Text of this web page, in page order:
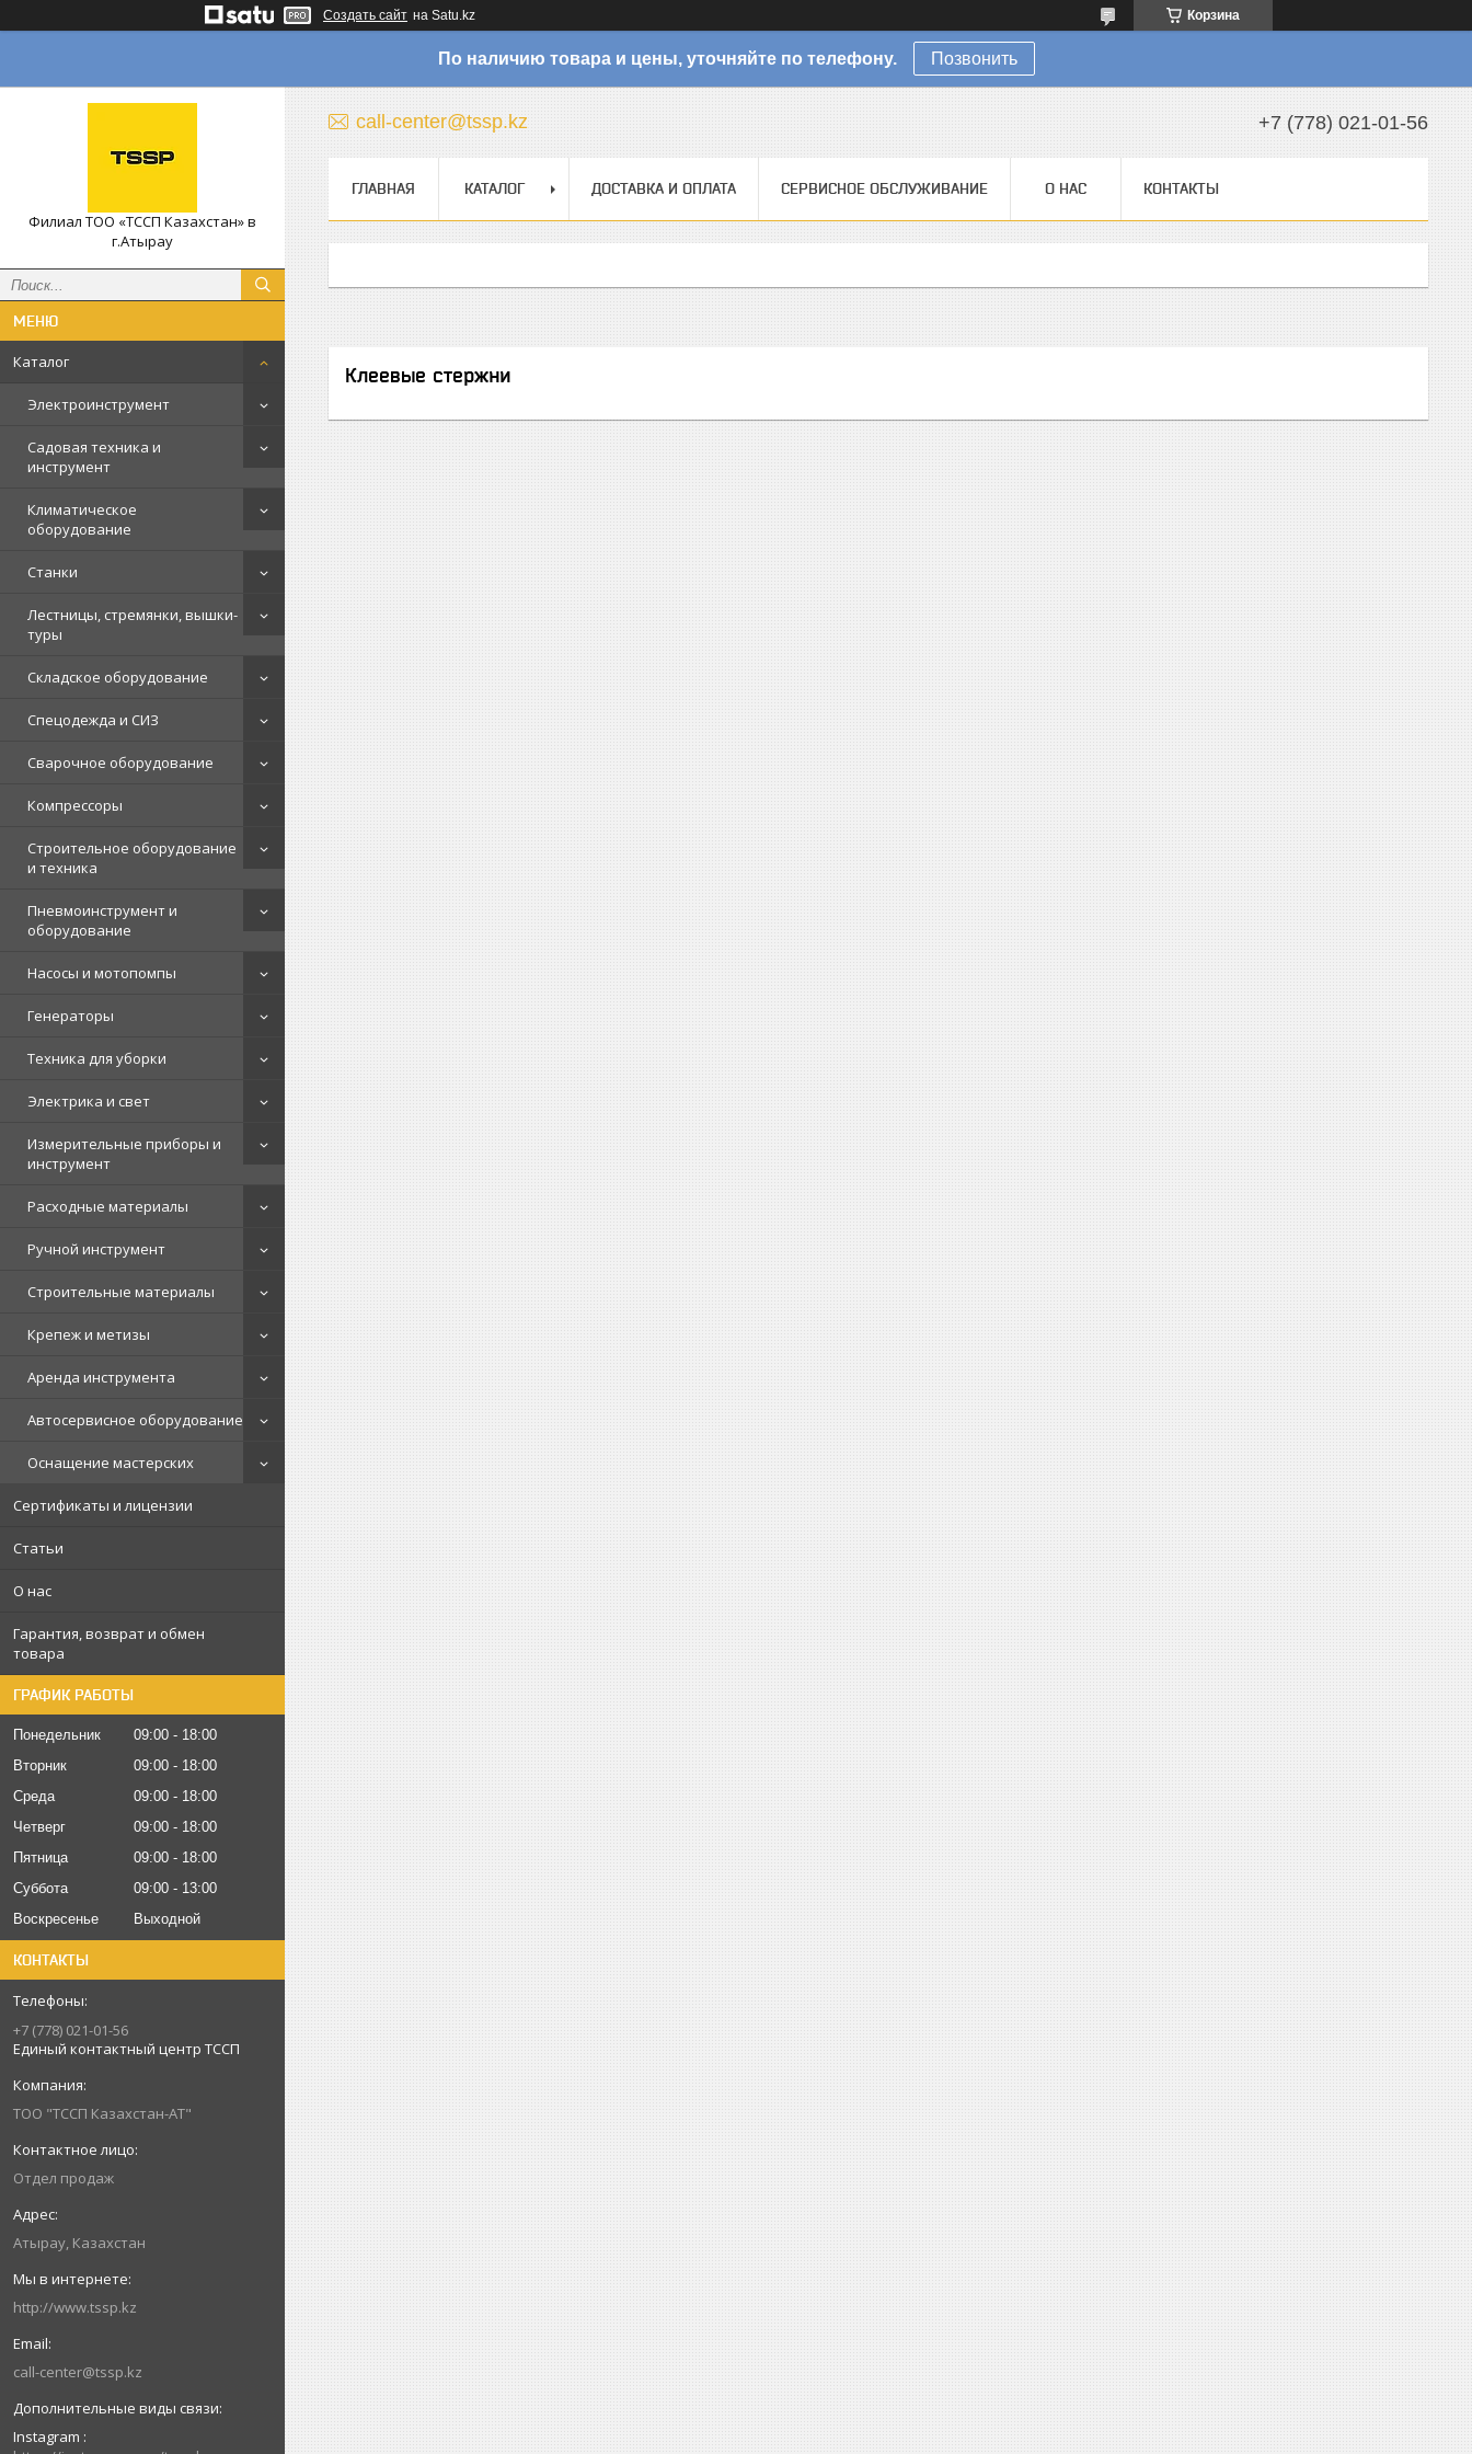
Создать сайт на Satu.kz Корзина
По наличию товара и цены, уточняйте по телефону. Позвонить
Филиал ТОО «ТССП Казахстан» в
г.Атырау
Каталог
Электроинструмент
Садовая техника и
инструмент
Климатическое
оборудование
Станки
Лестницы, стремянки, вышки-
туры
Складское оборудование
Спецодежда и СИЗ
Сварочное оборудование
Компрессоры
Строительное оборудование
и техника
Пневмоинструмент и
оборудование
Насосы и мотопомпы
Генераторы
Техника для уборки
Электрика и свет
Измерительные приборы и
инструмент
Расходные материалы
Ручной инструмент
Строительные материалы
Крепеж и метизы
Аренда инструмента
Автосервисное оборудование
Оснащение мастерских
Сертификаты и лицензии
Статьи
О нас
Гарантия, возврат и обмен
товара
ГРАФИК РАБОТЫ
Понедельник 09:00
18:00
Вторник
09:00
18:00
Среда
09:00
18:00
Четверг
09:00
18:00
Пятница
09:00
18:00
Суббота
09:00
13:00
Воскресенье
Выходной
КОНТАКТЫ
+7 (778) 021-01-56
Единый контактный центр ТССП
ТОО "ТССП Казахстан-АТ"
Отдел продаж
Атырау, Казахстан
http://www.tssp.kz
call-center@tssp.kz
Instagram
call-center@tssp.kz +7 (778) 021-01-56
ГЛАВНАЯ КАТАЛОГ ДОСТАВКА И ОПЛАТА СЕРВИСНОЕ ОБСЛУЖИВАНИЕ О НАС КОНТАКТЫ
Клеевые стержни